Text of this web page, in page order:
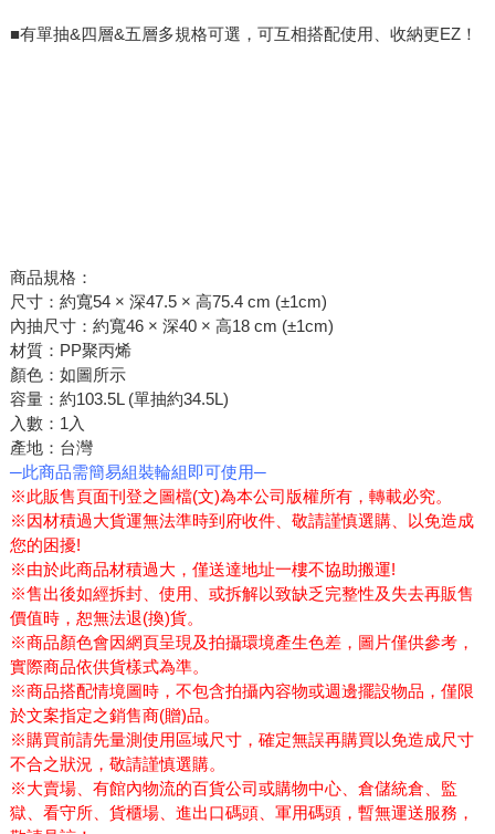
■有單抽&四層&五層多規格可選，可互相搭配使用、收納更EZ！
商品規格：
尺寸：約寬54 × 深47.5 × 高75.4 cm (±1cm)
內抽尺寸：約寬46 × 深40 × 高18 cm (±1cm)
材質：PP聚丙烯
顏色：如圖所示
容量：約103.5L (單抽約34.5L)
入數：1入
產地：台灣
─此商品需簡易組裝輪組即可使用─
※此販售頁面刊登之圖檔(文)為本公司版權所有，轉載必究。
※因材積過大貨運無法準時到府收件、敬請謹慎選購、以免造成
您的困擾!
※由於此商品材積過大，僅送達地址一樓不協助搬運!
※售出後如經拆封、使用、或拆解以致缺乏完整性及失去再販售
價值時，恕無法退(換)貨。
※商品顏色會因網頁呈現及拍攝環境產生色差，圖片僅供參考，
實際商品依供貨樣式為準。
※商品搭配情境圖時，不包含拍攝內容物或週邊擺設物品，僅限
於文案指定之銷售商(贈)品。
※購買前請先量測使用區域尺寸，確定無誤再購買以免造成尺寸
不合之狀況，敬請謹慎選購。
※大賣場、有館內物流的百貨公司或購物中心、倉儲統倉、監
獄、看守所、貨櫃場、進出口碼頭、軍用碼頭，暫無運送服務，